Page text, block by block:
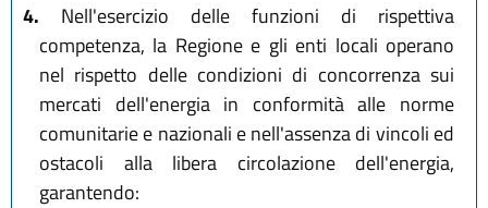
4. Nell'esercizio delle funzioni di rispettiva
competenza, la Regione e gli enti locali operano
nel rispetto delle condizioni di concorrenza sui
mercati dell'energia in conformità alle norme
comunitarie e nazionali e nell'assenza di vincoli ed
ostacoli alla libera circolazione dell'energia,
garantendo: